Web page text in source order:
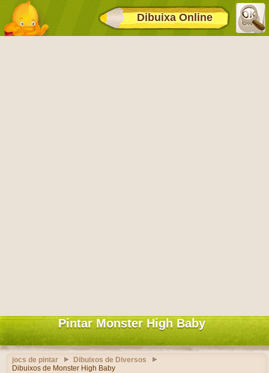
Dibuixa Online
Pintar Monster High Baby
jocs de pintar
Dibuixos de Diversos
Dibuixos de Monster High Baby